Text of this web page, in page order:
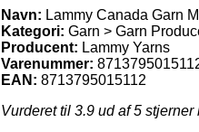
Navn: Lammy Canada Garn
Kategori: Garn > Garn
Producent: Lammy Yarns
Varenummer:
EAN: 8713795015112
Vurderet til 3.9 ud af 5 stjerner